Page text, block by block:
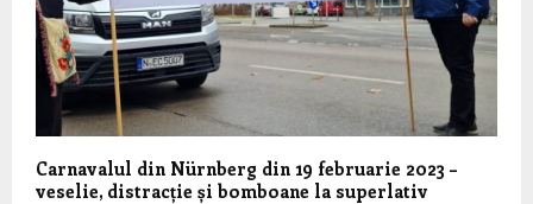
Carnavalul din Nürnberg din 19 februarie 2023 –
veselie, distracție și bomboane la superlativ